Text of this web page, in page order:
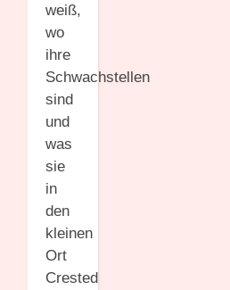
weiß,
wo
ihre
Schwachstellen
sind
und
was
sie
in
den
kleinen
Ort
Crested